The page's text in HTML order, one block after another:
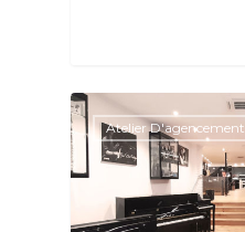
Atelier D'agencement